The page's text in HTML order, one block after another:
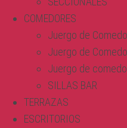
COMEDORES
Juergo de
Juergo de
Juergo de
SILLAS BAR
TERRAZAS
ESCRITORIOS